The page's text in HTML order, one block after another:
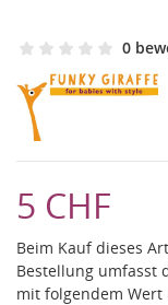
0
5 CHF
Beim Kauf dieses
Bestellung umfasst
mit folgendem